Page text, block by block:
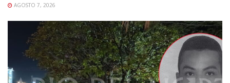
AGOSTO 7, 2026